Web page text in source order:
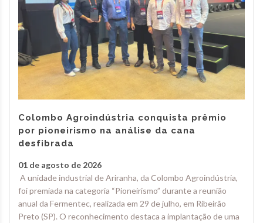
Colombo Agroindústria conquista prêmio
por pioneirismo na análise da cana
desfibrada
01 de agosto de 2026
A unidade industrial de Ariranha, da Colombo Agroindústria,
foi premiada na categoria “Pioneirismo” durante a reunião
anual da Fermentec, realizada em 29 de julho, em Ribeirão
Preto (SP). O reconhecimento destaca a implantação de uma